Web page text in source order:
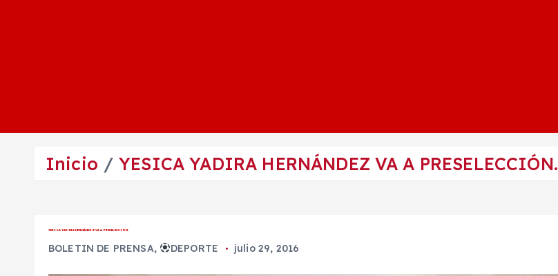
Inicio YESICA YADIRA HERNÁNDEZ VA A PRESELECCIÓN.
YESICA YADIRA HERNÁNDEZ VA A PRESELECCIÓN.
BOLETIN DE PRENSA, DEPORTE julio 29, 2016